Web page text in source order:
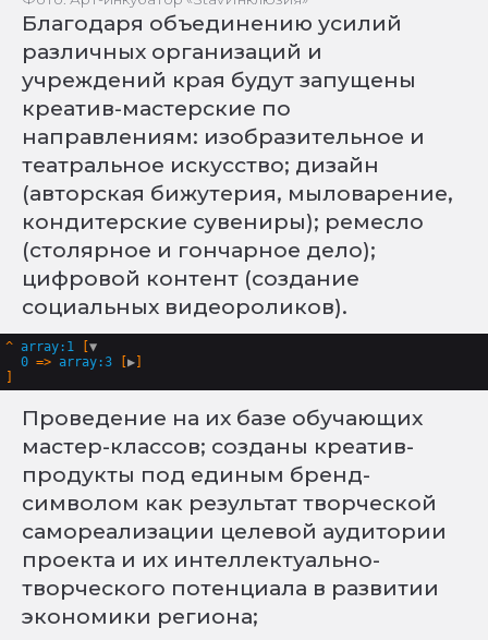
Благодаря объединению усилий
различных организаций и
учреждений края будут запущены
креатив-мастерские по
направлениям: изобразительное и
театральное искусство; дизайн
(авторская бижутерия, мыловарение,
кондитерские сувениры); ремесло
(столярное и гончарное дело);
цифровой контент (создание
социальных видеороликов).
^ array:1 [▼
0 => array:3 [▶
Проведение на их базе обучающих
мастер-классов; созданы креатив-
продукты под единым бренд-
символом как результат творческой
самореализации целевой аудитории
проекта и их интеллектуально-
творческого потенциала в развитии
экономики региона;